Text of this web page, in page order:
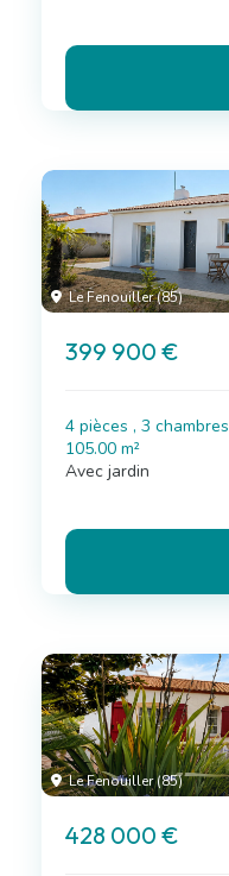
Le Fenouiller (85)
399 900 €
4 pièces , 3 chambres
105.00 m²
Avec jardin
Le Fenouiller (85)
428 000 €